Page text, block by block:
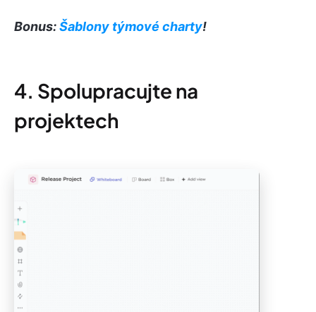
Bonus:Šablony týmové charty!
4. Spolupracujte na
projektech